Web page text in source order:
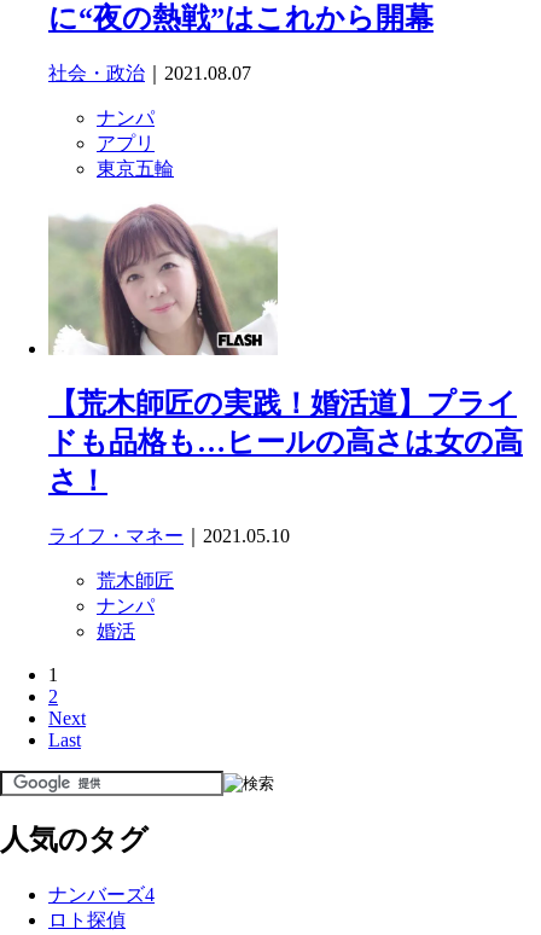
に“夜の熱戦”はこれから開幕
社会・政治 ｜2021.08.07
ナンパ
アプリ
東京五輪
【荒木師匠の実践！婚活道】プライ
ドも品格も…ヒールの高さは女の高
さ！
ライフ・マネー ｜2021.05.10
荒木師匠
ナンパ
婚活
1
2
Next
Last
人気のタグ
ナンバーズ4
ロト探偵